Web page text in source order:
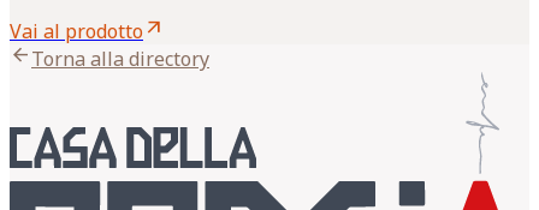
Vai al prodottoarrow_outward
arrow_backTorna alla directory